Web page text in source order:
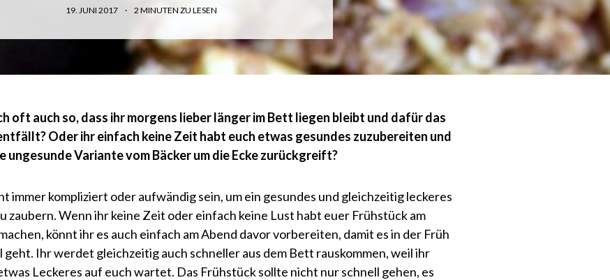
19. JUNI 2017 2 MINUTEN ZU LESEN
oft auch so, dass ihr morgens lieber länger im Bett liegen bleibt und dafür das
Oder ihr einfach keine Zeit habt euch etwas gesundes zuzubereiten und
ungesunde Variante vom Bäcker um die Ecke zurückgreift?
immer kompliziert oder aufwändig sein, um ein gesundes und gleichzeitig leckeres
zaubern. Wenn ihr keine Zeit oder einfach keine Lust habt euer Frühstück am
könnt ihr es auch einfach am Abend davor vorbereiten, damit es in der Früh
geht. Ihr werdet gleichzeitig auch schneller aus dem Bett rauskommen, weil ihr
Leckeres auf euch wartet. Das Frühstück sollte nicht nur schnell gehen, es